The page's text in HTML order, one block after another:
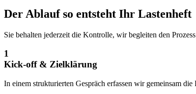
Der Ablaufso entsteht Ihr Lastenheft
Sie behalten jederzeit die Kontrolle, wir begleiten den
1
Kick-off & Zielklärung
In einem strukturierten Gespräch erfassen wir gemeinsam